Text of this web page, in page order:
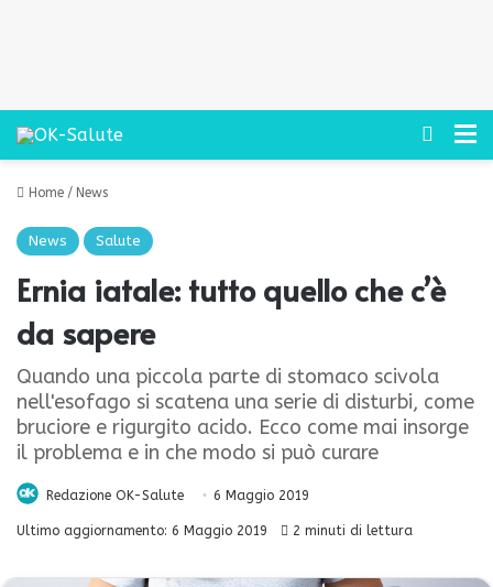
Cerca
Home / News
News Salute
Ernia iatale: tutto quello che c’è
da sapere
Quando una piccola parte di stomaco scivola
nell'esofago si scatena una serie di disturbi, come
bruciore e rigurgito acido. Ecco come mai insorge
il problema e in che modo si può curare
Redazione OK-Salute 6 Maggio 2019
Ultimo aggiornamento: 6 Maggio 2019 2 minuti di lettura